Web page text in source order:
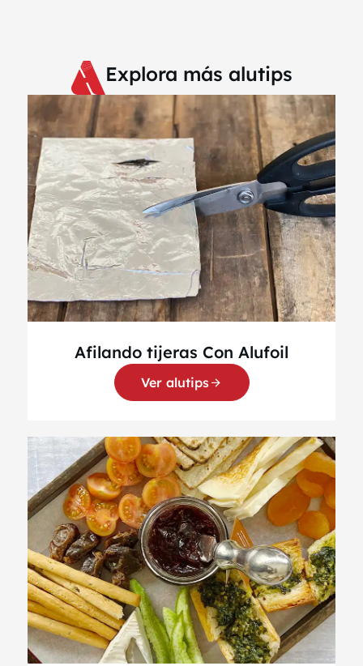
Explora más alutips
Afilando tijeras Con Alufoil
Ver alutips